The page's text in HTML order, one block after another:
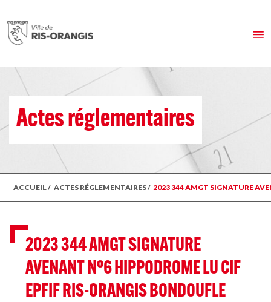
Actes réglementaires
ACCUEIL/ ACTES RÉGLEMENTAIRES/ 2023 344 AMGT SIGNATURE
2023 344 AMGT SIGNATURE
AVENANT N°6 HIPPODROME LU CIF
EPFIF RIS-ORANGIS BONDOUFLE